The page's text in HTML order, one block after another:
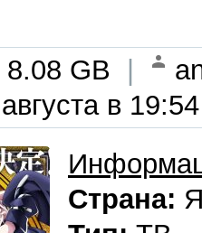
8.08 GB
в 19:54
Страна: